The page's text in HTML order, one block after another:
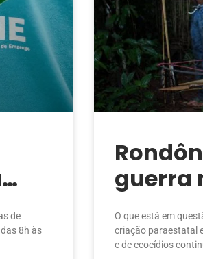
de
8h às
guerra
O que está em
criação paraestatal
e de ecocídios